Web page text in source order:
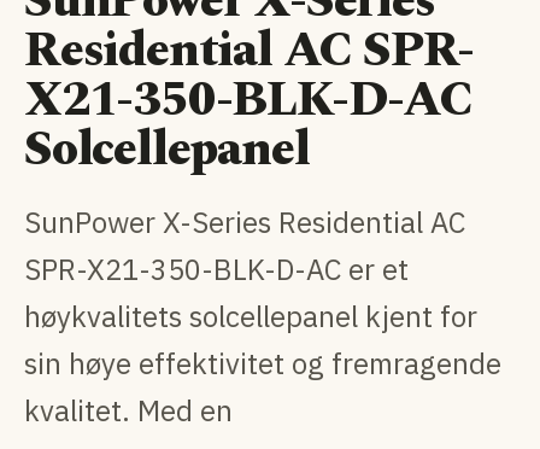
Residential AC SPR-
X21-350-BLK-D-AC
Solcellepanel
SunPower X-Series Residential AC
SPR-X21-350-BLK-D-AC er et
høykvalitets solcellepanel kjent for
sin høye effektivitet og fremragende
kvalitet. Med en